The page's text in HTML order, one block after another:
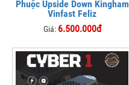
Phuộc Upside Down Kingham
Vinfast Feliz
Giá: 6.500.000đ